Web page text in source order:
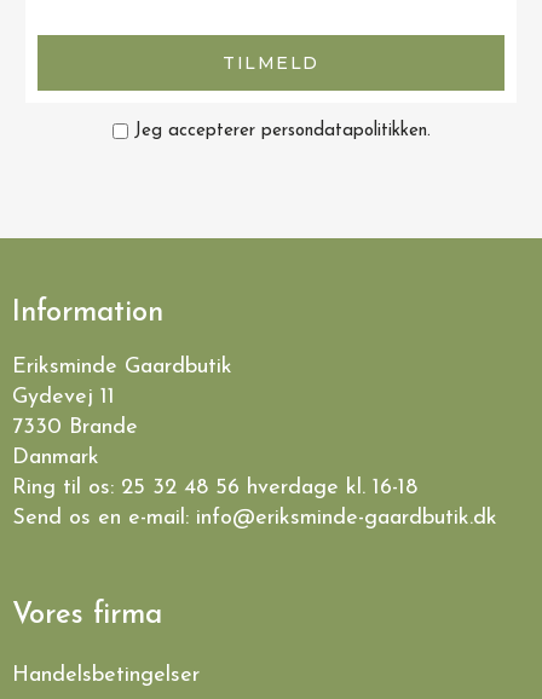
TILMELD
Jeg accepterer persondatapolitikken.
Information
Eriksminde Gaardbutik
Gydevej 11
7330 Brande
Danmark
Ring til os: 25 32 48 56 hverdage kl. 16-18
Send os en e-mail: info@eriksminde-gaardbutik.dk
Vores firma
Handelsbetingelser